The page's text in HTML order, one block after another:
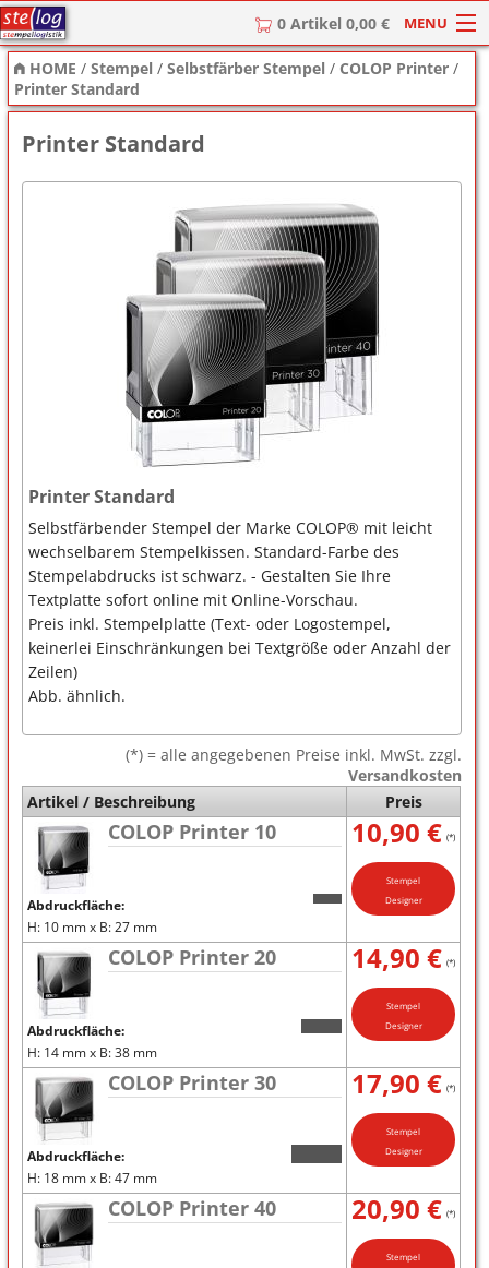
0 Artikel 0,00 € MENU
HOME
Stempel
HOME /Stempel /Selbstfärber Stempel / COLOP Printer /
Printer Standard
Printer Standard
Printer Standard
Selbstfärbender Stempel der Marke COLOP® mit leicht
wechselbarem Stempelkissen. Standard-Farbe des
Stempelabdrucks ist schwarz. - Gestalten Sie Ihre
Textplatte sofort online mit Online-Vorschau.
Preis inkl. Stempelplatte (Text- oder Logostempel,
keinerlei Einschränkungen bei Textgröße oder Anzahl der
Zeilen)
Abb. ähnlich.
(*) = alle angegebenen Preise inkl. MwSt. zzgl.
Versandkosten
Artikel / Beschreibung
Preis
COLOP Printer 10
Abdruckfläche:
H: 10 mm x B: 27 mm
10,90 € (*)
Stempel
Designer
COLOP Printer 20
Abdruckfläche:
H: 14 mm x B: 38 mm
14,90 € (*)
Stempel
Designer
COLOP Printer 30
Abdruckfläche:
H: 18 mm x B: 47 mm
17,90 € (*)
Stempel
Designer
COLOP Printer 40 20,90 € (*)
Stempel